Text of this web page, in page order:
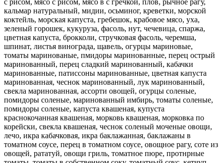
кальмар натуральный, мидии, осьминог, креветки, морской
коктейль, морская капуста, гребешок, крабовое мясо, уха,
зеленый горошек, кукуруза, фасоль, нут, чечевица, спаржа,
цветная капуста, брокколи, стручковая фасоль, черемша,
шпинат, листья винограда, щавель, огурцы мариновые,
томаты маринованые, пмидоры маринованные, перец острый
маринованный, перец сладкий маринованный, кабачки
маринованные, патиссоны маринованные, цветная капуста
маринованная, чеснок маринованный, лук маринованный,
свекла маринованная, ассорти овощей, огурцы соленые,
помидоры соленые, маринованный имбирь, томаты соленые,
помидоры соленые, капуста квашеная, купуста
краснокочанная квашеная, морковь квашеная, морковка по
корейски, свекла квашеная, чеснок соленый моченые овощи,
лечо, икра кабачковая, икра баклажанная, баклажаны в
томатном соусе, перец в томатном соусе, овощное рагу, соте из
овощей, рататуй, овощи гриль, томатное пюре, протнрные